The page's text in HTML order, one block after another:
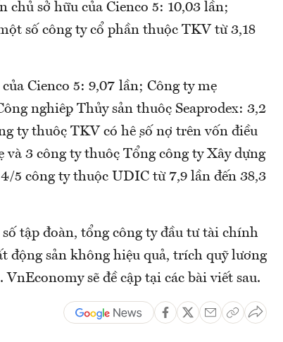
chủ sở hữu của Cienco 5: 10,03 lần;
số công ty cổ phần thuộc TKV từ 3,18
Cienco 5: 9,07 lần; Công ty mẹ
nghiệp Thủy sản thuộc Seaprodex: 3,2
ty thuộc TKV có hệ số nợ trên vốn điều
3 công ty thuộc Tổng công ty Xây dựng
5 công ty thuộc UDIC từ 7,9 lần đến 38,3
tập đoàn, tổng công ty đầu tư tài chính
động sản không hiệu quả, trích quỹ lương
sẽ đề cập tại các bài viết sau.